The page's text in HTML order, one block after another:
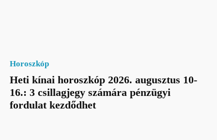
Horoszkóp
Heti kínai horoszkóp 2026. augusztus 10-
16.: 3 csillagjegy számára pénzügyi
fordulat kezdődhet